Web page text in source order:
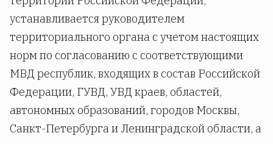
устанавливается руководителем
территориального органа с учетом настоящих
норм по согласованию с соответствующими
МВД республик, входящих в состав Российской
Федерации, ГУВД, УВД краев, областей,
автономных образований, городов Москвы,
Санкт-Петербурга и Ленинградской области, а